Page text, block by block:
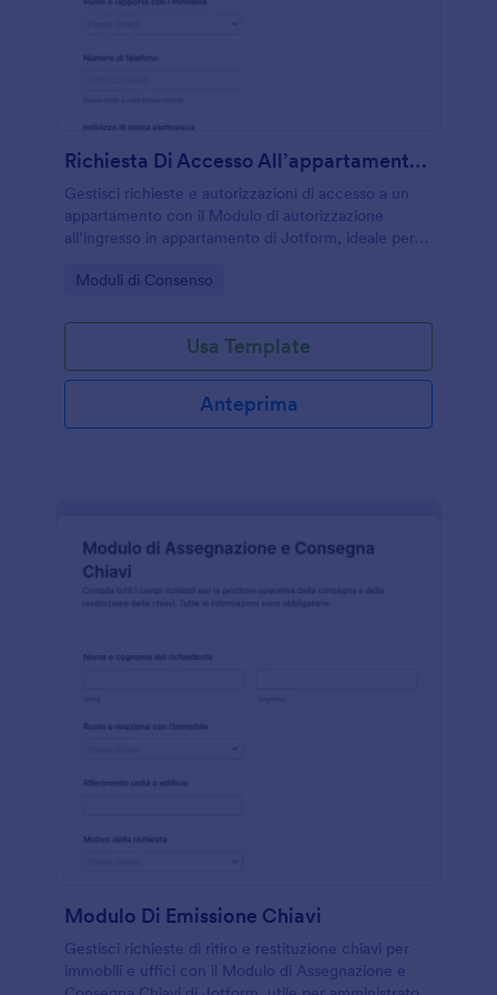
Richiesta Di Accesso All’appartamento Form
Gestisci richieste e autorizzazioni di accesso a un
appartamento con il Modulo di autorizzazione
all’ingresso in appartamento di Jotform, ideale per
coordinare interventi e raccolta dati online.
Go to Category:
Moduli di Consenso
Usa Template
Anteprima
Modulo Di Emissione Chiavi
Gestisci richieste di ritiro e restituzione chiavi per
immobili e uffici con il Modulo di Assegnazione e